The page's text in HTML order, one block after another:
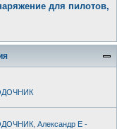
для пилотов,
Александр E -